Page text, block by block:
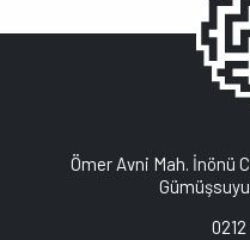
Ömer Avni Mah. İnönü